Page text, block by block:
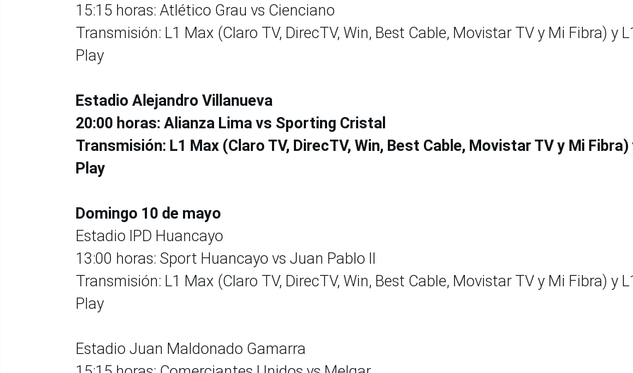
15:15 horas: Atlético Grau vs Cienciano
Transmisión: L1 Max (Claro TV, DirecTV, Win, Best Cable, Movistar TV y Mi Fibra) y
Play
Estadio Alejandro Villanueva
20:00 horas: Alianza Lima vs Sporting Cristal
Transmisión: L1 Max (Claro TV, DirecTV, Win, Best Cable, Movistar TV y Mi Fibra)
Play
Domingo 10 de mayo
Estadio IPD Huancayo
13:00 horas: Sport Huancayo vs Juan Pablo II
Transmisión: L1 Max (Claro TV, DirecTV, Win, Best Cable, Movistar TV y Mi Fibra) y
Play
Estadio Juan Maldonado Gamarra